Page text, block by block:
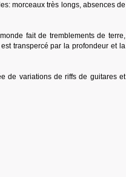
morceaux très longs, absences de
fait de tremblements de terre,
transpercé par la profondeur et la
de variations de riffs de guitares et